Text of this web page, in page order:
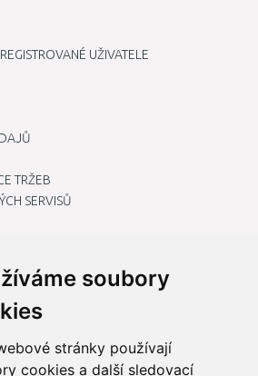
soubory
stránky používají
cookies a další sledovací
UŽIVATELE
TRŽEB
SERVISŮ
COOKIES